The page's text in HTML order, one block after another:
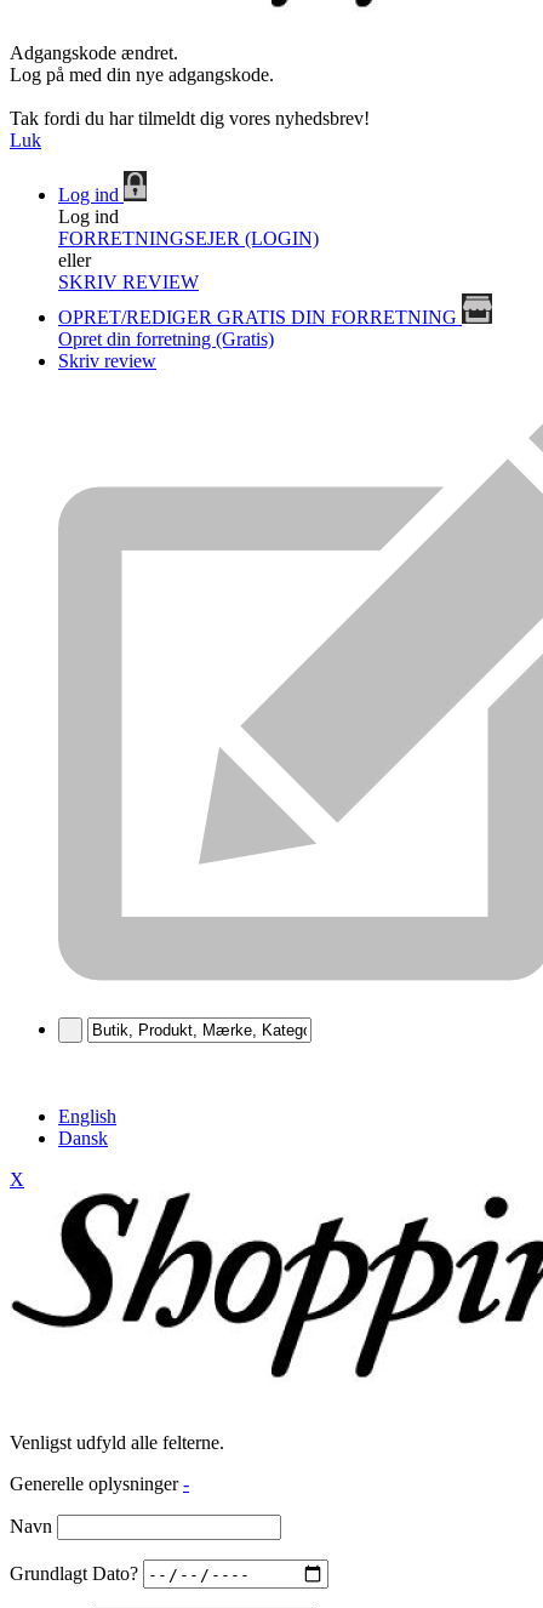
Adgangskode ændret.
Log på med din nye adgangskode.
Tak fordi du har tilmeldt dig vores nyhedsbrev!
Luk
Log ind
Log ind
FORRETNINGSEJER (LOGIN)
eller
SKRIV REVIEW
OPRET/REDIGER GRATIS DIN FORRETNING
Opret din forretning (Gratis)
Skriv review
English
Dansk
X
Venligst udfyld alle felterne.
Generelle oplysninger -
Navn
Grundlagt Dato?